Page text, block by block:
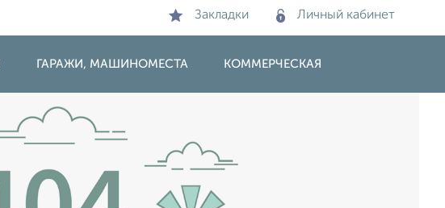
Закладки Личный кабинет
ГАРАЖИ, МАШИНОМЕСТА КОММЕРЧЕСКАЯ